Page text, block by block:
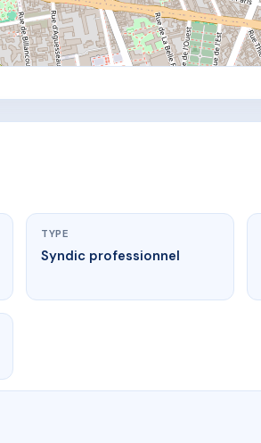
TYPE
Syndic professionnel